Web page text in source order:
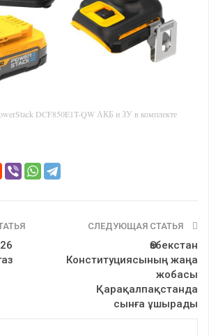
DCF850E1T-QW АКБ и ЗУ в комплекте
СЛЕДУЮЩАЯ СТАТЬЯ
Өзбекстан
Конституциясының жаңа
жобасы
Қарақалпақстанда
сынға ұшырады